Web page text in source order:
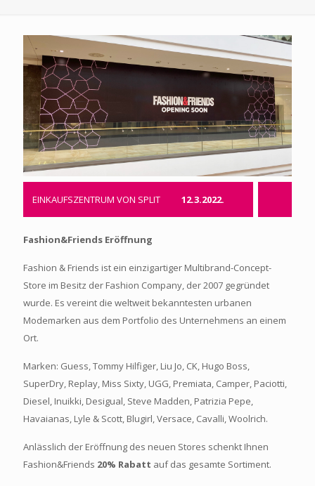
EINKAUFSZENTRUM VON SPLIT 12.3.2022.
Fashion&Friends Eröffnung
Fashion & Friends ist ein einzigartiger Multibrand-Concept-
Store im Besitz der Fashion Company, der 2007 gegründet
wurde. Es vereint die weltweit bekanntesten urbanen
Modemarken aus dem Portfolio des Unternehmens an einem
Ort.
Marken: Guess, Tommy Hilfiger, Liu Jo, CK, Hugo Boss,
SuperDry, Replay, Miss Sixty, UGG, Premiata, Camper, Paciotti,
Diesel, Inuikki, Desigual, Steve Madden, Patrizia Pepe,
Havaianas, Lyle & Scott, Blugirl, Versace, Cavalli, Woolrich.
Anlässlich der Eröffnung des neuen Stores schenkt Ihnen
Fashion&Friends 20% Rabatt auf das gesamte Sortiment.